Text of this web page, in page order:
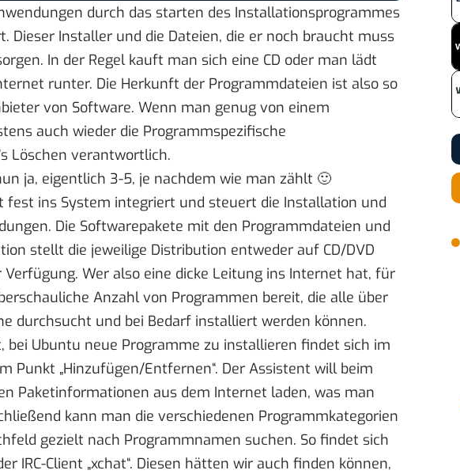
durch das starten des Installationsprogrammes
Dieser Installer und die Dateien, die er noch braucht muss
In der Regel kauft man sich eine CD oder man lädt
runter. Die Herkunft der Programmdateien ist also so
von Software. Wenn man genug von einem
auch wieder die Programmspezifische
Löschen verantwortlich.
ja, eigentlich 3-5, je nachdem wie man zählt 🙂
fest ins System integriert und steuert die Installation und
Die Softwarepakete mit den Programmdateien und
stellt die jeweilige Distribution entweder auf CD/DVD
Wer also eine dicke Leitung ins Internet hat, für
Anzahl von Programmen bereit, die alle über
durchsucht und bei Bedarf installiert werden können.
bei Ubuntu neue Programme zu installieren findet sich im
Punkt „Hinzufügen/Entfernen“. Der Assistent will beim
Paketinformationen aus dem Internet laden, was man
kann man die verschiedenen Programmkategorien
gezielt nach Programmnamen suchen. So findet sich
IRC-Client „xchat“. Diesen hätten wir auch finden können,